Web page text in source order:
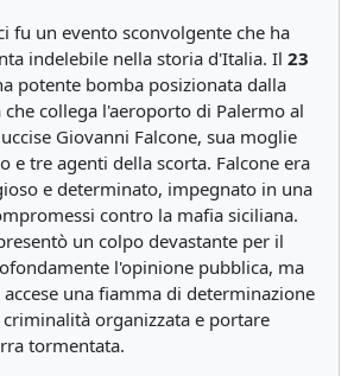
fu un evento sconvolgente che ha
indelebile nella storia d'Italia. Il 23
potente bomba posizionata dalla
collega l'aeroporto di Palermo al
Giovanni Falcone, sua moglie
e tre agenti della scorta. Falcone era
e determinato, impegnato in una
contro la mafia siciliana.
un colpo devastante per il
l'opinione pubblica, ma
una fiamma di determinazione
organizzata e portare
tormentata.